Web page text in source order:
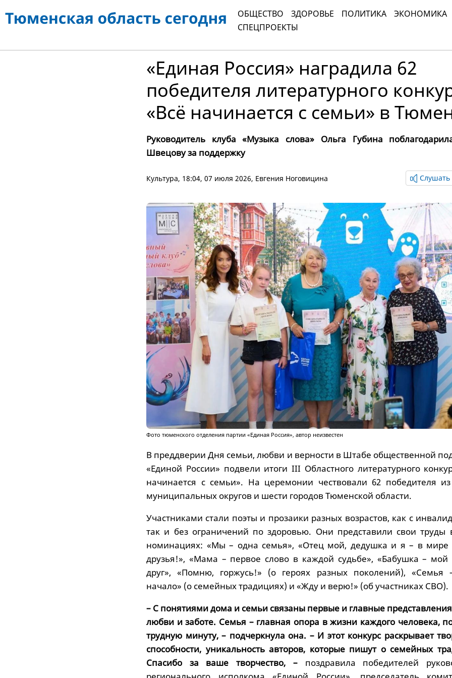
ОБЩЕСТВО ЗДОРОВЬЕ ПОЛИТИКА
ЭКОНОМИКА
СПЕЦПРОЕКТЫ
«Единая Россия» наградила 62
победителя литературного
«Всё начинается с семьи» в
Руководитель клуба «Музыка слова» Ольга Губина
Швецову за поддержку
Культура, 18:04, 07 июля 2026, Евгения Ноговицина Слушать
Фото тюменского отделения партии «Единая Россия», автор неизвестен
В преддверии Дня семьи, любви и верности в Штабе общественной
«Единой России» подвели итоги III Областного литературного
начинается с семьи». На церемонии чествовали 62 победителя
муниципальных округов и шести городов Тюменской области.
Участниками стали поэты и прозаики разных возрастов, как с
так и без ограничений по здоровью. Они представили свои труды
номинациях: «Мы – одна семья», «Отец мой, дедушка и я – в мире
друзья!», «Мама – первое слово в каждой судьбе», «Бабушка –
друг», «Помню, горжусь!» (о героях разных поколений), «Семья
начало» (о семейных традициях) и «Жду и верю!» (об участниках СВО).
– С понятиями дома и семьи связаны первые и главные
любви и заботе. Семья – главная опора в жизни каждого человека,
трудную минуту, – подчеркнула она. – И этот конкурс раскрывает
способности, уникальность авторов, которые пишут о семейных
Спасибо за ваше творчество, –поздравила победителей